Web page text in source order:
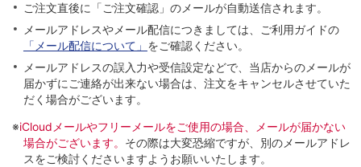
ご注文直後に「ご注文確認」のメールが自動送信されます。
メールアドレスやメール配信につきましては、ご利用ガイドの
「メール配信について」 をご確認ください。
メールアドレスの誤入力や受信設定などで、当店からのメールが
届かずにご連絡が出来ない場合は、注文をキャンセルさせていた
だく場合がございます。
※iCloudメールやフリーメールをご使用の場合、メールが届かない
場合がございます。 その際は大変恐縮ですが、別のメールアドレ
スをご検討くださいますようお願いいたします。